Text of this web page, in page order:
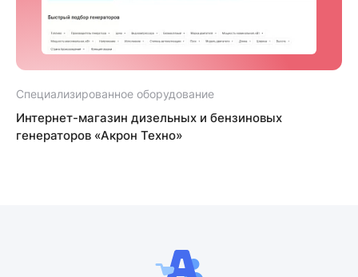
Специализированное оборудование
Интернет-магазин дизельных и бензиновых
генераторов «Акрон Техно»